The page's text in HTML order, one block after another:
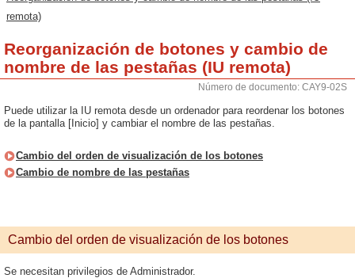
remota)
Reorganización de botones y cambio de
nombre de las pestañas (IU remota)
Número de documento: CAY9-02S
Puede utilizar la IU remota desde un ordenador para reordenar los botones
de la pantalla [Inicio] y cambiar el nombre de las pestañas.
Cambio del orden de visualización de los botones
Cambio de nombre de las pestañas
Cambio del orden de visualización de los botones
Se necesitan privilegios de Administrador.